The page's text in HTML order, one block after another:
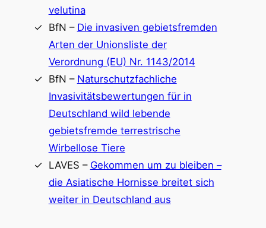
velutina
BfN – Die invasiven gebietsfremden
Arten der Unionsliste der
Verordnung (EU) Nr. 1143/2014
BfN – Naturschutzfachliche
Invasivitätsbewertungen für in
Deutschland wild lebende
gebietsfremde terrestrische
Wirbellose Tiere
LAVES – Gekommen um zu bleiben –
die Asiatische Hornisse breitet sich
weiter in Deutschland aus